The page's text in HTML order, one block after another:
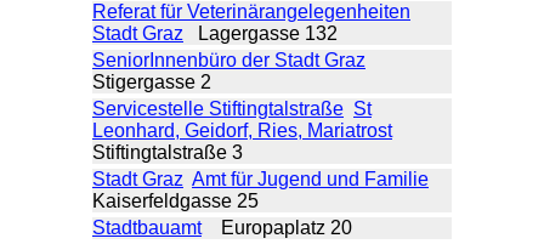
Referat für Veterinärangelegenheiten
Stadt Graz Lagergasse 132
SeniorInnenbüro der Stadt Graz
Stigergasse 2
Servicestelle Stiftingtalstraße St
Leonhard, Geidorf, Ries, Mariatrost
Stiftingtalstraße 3
Stadt Graz Amt für Jugend und Familie
Kaiserfeldgasse 25
Stadtbauamt
Europaplatz 20